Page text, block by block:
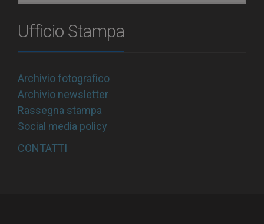
Ufficio Stampa
Archivio fotografico
Archivio newsletter
Rassegna stampa
Social media policy
CONTATTI